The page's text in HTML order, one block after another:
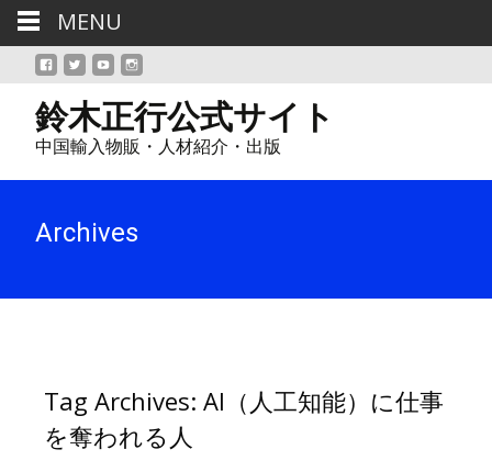
鈴木正行公式サイト
中国輸入物販・人材紹介・出版
Archives
Tag Archives: AI（人工知能）に仕事
を奪われる人
MENU